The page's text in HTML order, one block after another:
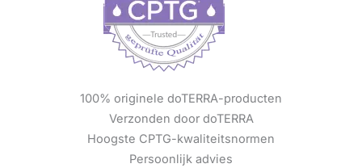
100% originele doTERRA-producten
Verzonden door doTERRA
Hoogste CPTG-kwaliteitsnormen
Persoonlijk advies